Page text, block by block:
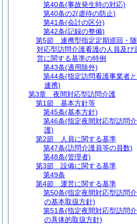
第40条(事故発生時の対応)
第40条の2(虐待の防止)
第41条(会計の区分)
第42条(記録の整備)
第5節
連携型指定定期巡回・
対応型訪問介護看護の人員及び
営に関する基準の特例
第43条(適用除外)
第44条(指定訪問看護事業者
連携)
第3章
夜間対応型訪問介護
第1節
基本方針等
第45条(基本方針)
第46条(指定夜間対応型訪問介
護)
第2節
人員に関する基準
第47条(訪問介護員等の員数)
第48条(管理者)
第3節
設備に関する基準
第49条
第4節
運営に関する基準
第50条(指定夜間対応型訪問
の基本取扱方針)
第51条(指定夜間対応型訪問
の具体的取扱方針)